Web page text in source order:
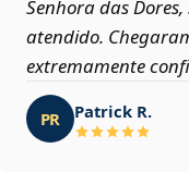
Senhora das
atendido.
extremamente
PR Patrick R.